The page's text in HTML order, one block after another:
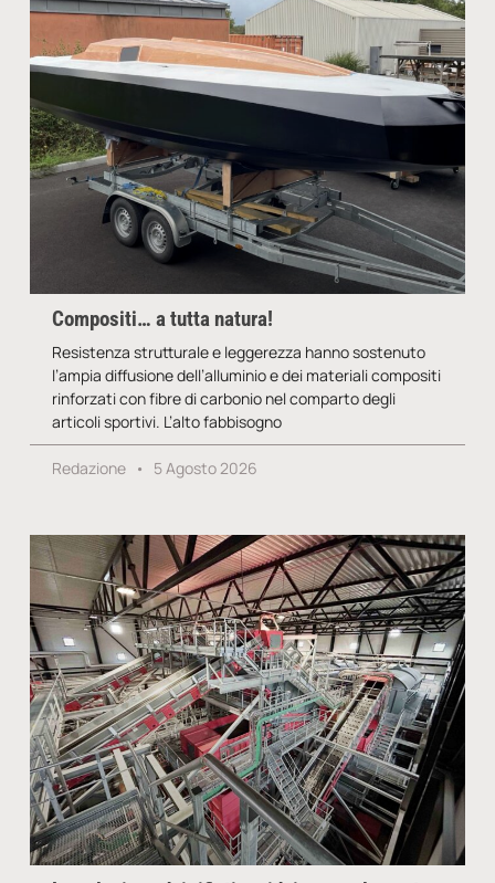
Compositi… a tutta natura!
Resistenza strutturale e leggerezza hanno sostenuto
l’ampia diffusione dell’alluminio e dei materiali compositi
rinforzati con fibre di carbonio nel comparto degli
articoli sportivi. L’alto fabbisogno
Redazione 5 Agosto 2026